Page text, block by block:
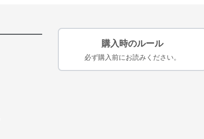
購入時のルール
必ず購入前にお読みください。